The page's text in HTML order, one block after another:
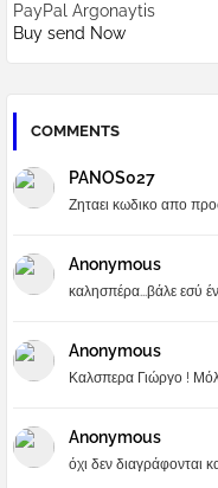
PayPal Argonaytis
Buy send Now
COMMENTS
PANOS027
Ζηταει κωδικο απο
Anonymous
καλησπέρα...βάλε εσύ
Anonymous
Καλσπερα Γιώργο !
Anonymous
όχι δεν διαγράφονται